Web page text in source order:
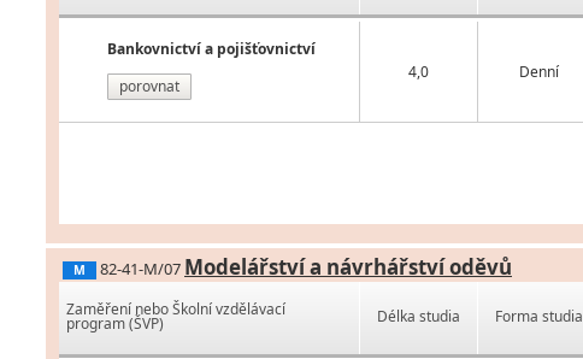
Bankovnictví a pojišťovnictví
porovnat
4,0 Denní
M 82-41-M/07 Modelářství a návrhářství oděvů
Zaměření nebo Školní vzdělávací
program (ŠVP) Délka studia Forma studia